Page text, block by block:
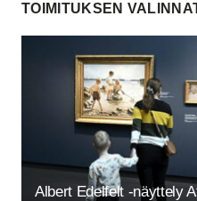
TOIMITUKSEN
Albert Edelfelt -näyttely